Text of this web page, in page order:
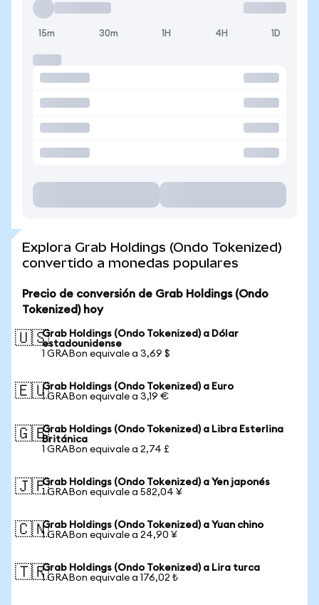
15m 30m 1H 4H 1D
Explora Grab Holdings (Ondo Tokenized)
convertido a monedas populares
Precio de conversión de Grab Holdings (Ondo
Tokenized) hoy
🇺🇸Grab Holdings (Ondo Tokenized) a Dólar
estadounidense
1 GRABon equivale a 3,69 $
🇪🇺Grab Holdings (Ondo Tokenized) a Euro
1 GRABon equivale a 3,19 €
🇬🇧Grab Holdings (Ondo Tokenized) a Libra Esterlina
Británica
1 GRABon equivale a 2,74 £
🇯🇵Grab Holdings (Ondo Tokenized) a Yen japonés
1 GRABon equivale a 582,04 ¥
🇨🇳Grab Holdings (Ondo Tokenized) a Yuan chino
1 GRABon equivale a 24,90 ¥
🇹🇷Grab Holdings (Ondo Tokenized) a Lira turca
1 GRABon equivale a 176,02 ₺